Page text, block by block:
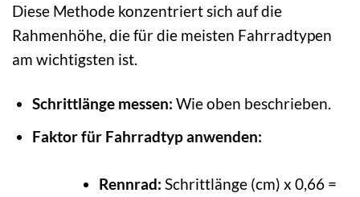
Diese Methode konzentriert sich auf die
Rahmenhöhe, die für die meisten Fahrradtypen
am wichtigsten ist.
Schrittlänge messen: Wie oben beschrieben.
Faktor für Fahrradtyp anwenden:
Rennrad: Schrittlänge (cm) x 0,66 =